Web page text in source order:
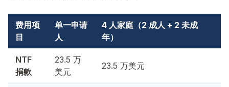
费用项
目
单一申请
人
4 人家庭（2 成人 + 2 未成
年）
NTF
捐款
23.5 万
美元
23.5 万美元